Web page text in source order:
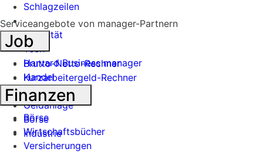
Schlagzeilen
Mobilität
Tech
Harvard Business manager
Handel
Banken
Geldanlage
Börse
Industrie
Serviceangebote von manager-Partnern
Job
Brutto-Netto-Rechner
Kurzarbeitergeld-Rechner
Finanzen
Börse
Wirtschaftsbücher
Versicherungen